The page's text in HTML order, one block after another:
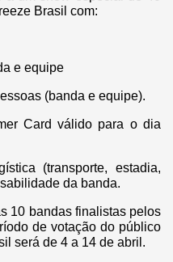
Brasil com:
e equipe
(banda e equipe).
Card válido para o dia
(transporte, estadia,
da banda.
10 bandas finalistas pelos
de votação do público
será de 4 a 14 de abril.